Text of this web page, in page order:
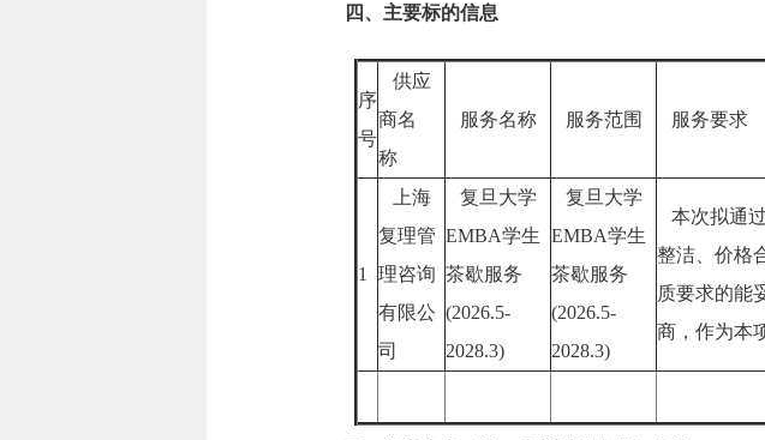
四、主要标的信息
序
号
供应
商名
称
服务名称 服务范围 服务要求
1
上海
复理管
理咨询
有限公
司
复旦大学
EMBA学生
茶歇服务
(2026.5-
2028.3)
复旦大学
EMBA学生
茶歇服务
(2026.5-
2028.3)
本次拟通
整洁、价格
质要求的能
商，作为本